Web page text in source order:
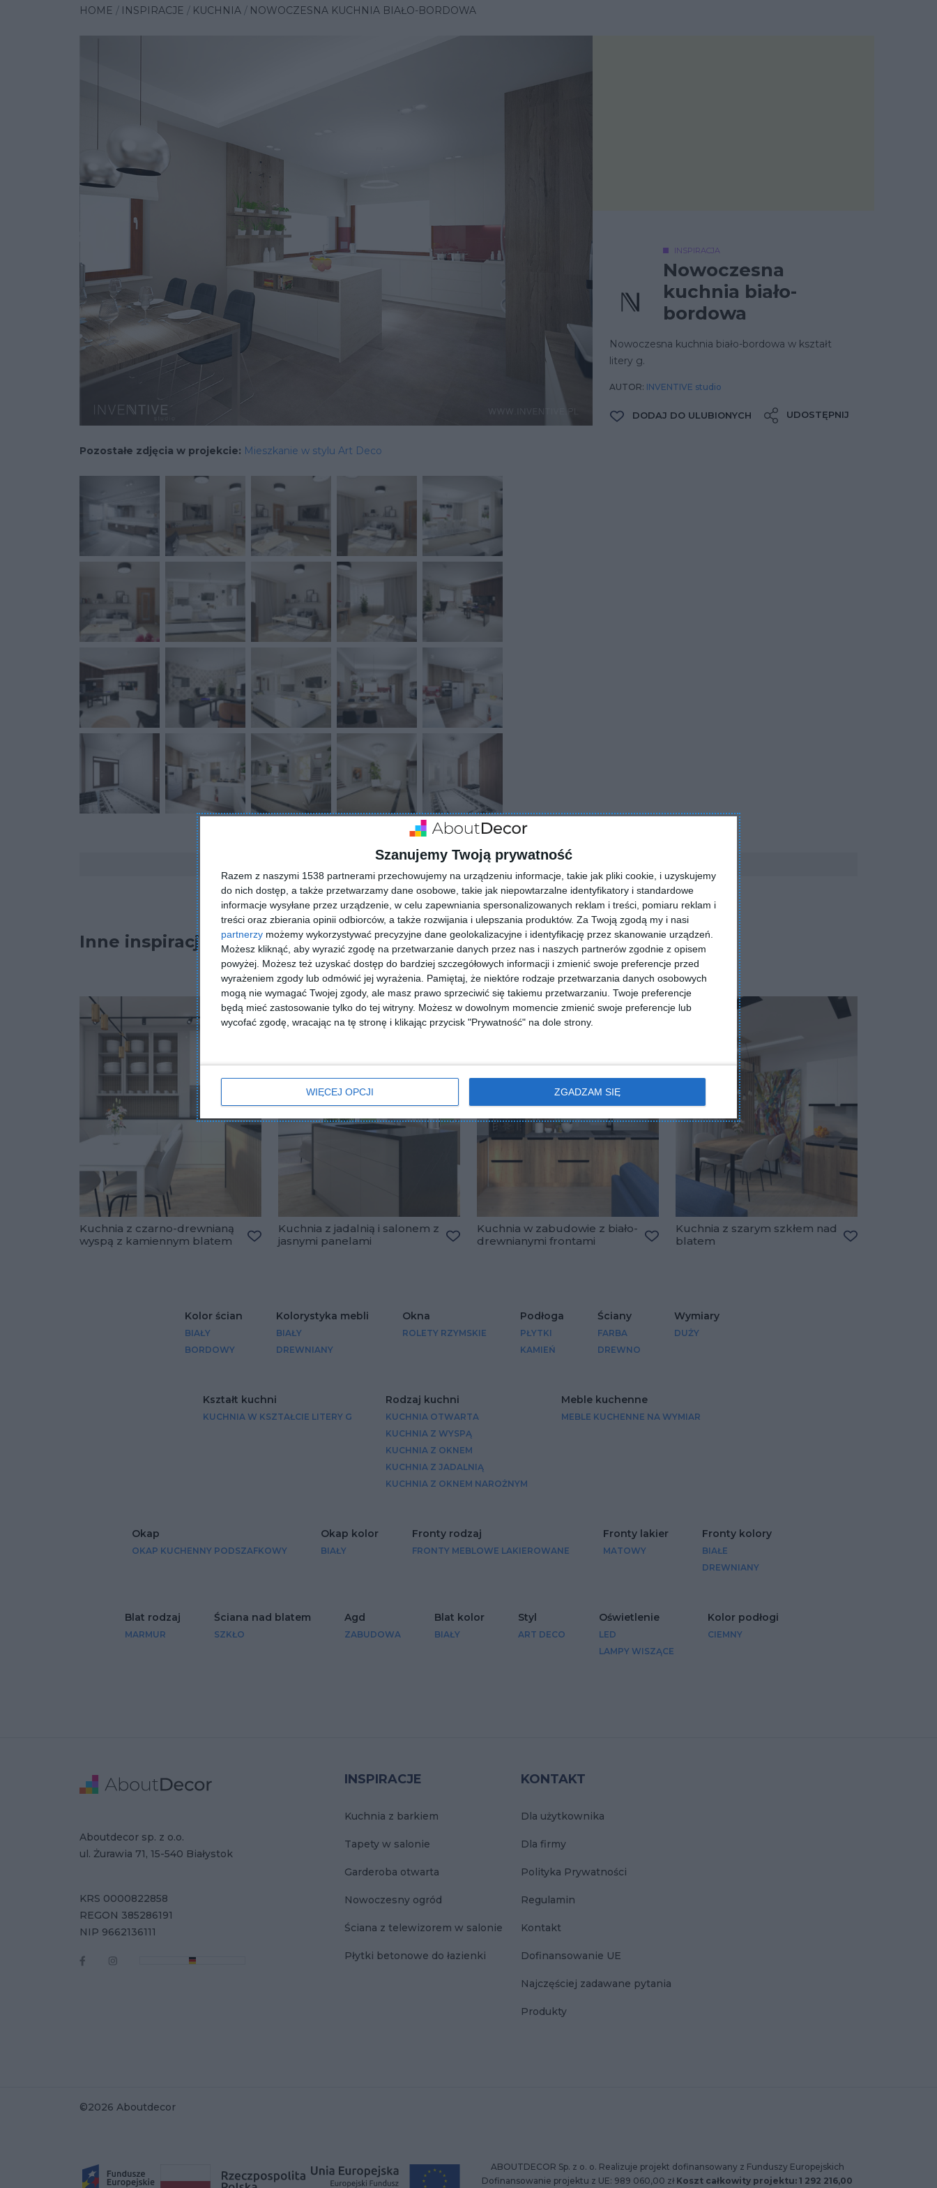
Szanujemy Twoją prywatność
Razem z naszymi 1538 partnerami przechowujemy na urządzeniu informacje, takie jak pliki cookie, i uzyskujemy
do nich dostęp, a także przetwarzamy dane osobowe, takie jak niepowtarzalne identyfikatory i standardowe
informacje wysyłane przez urządzenie, w celu zapewniania spersonalizowanych reklam i treści, pomiaru reklam i
treści oraz zbierania opinii odbiorców, a także rozwijania i ulepszania produktów. Za Twoją zgodą my i nasi
partnerzy możemy wykorzystywać precyzyjne dane geolokalizacyjne i identyfikację przez skanowanie urządzeń.
Możesz kliknąć, aby wyrazić zgodę na przetwarzanie danych przez nas i naszych partnerów zgodnie z opisem
powyżej. Możesz też uzyskać dostęp do bardziej szczegółowych informacji i zmienić swoje preferencje przed
wyrażeniem zgody lub odmówić jej wyrażenia.
Pamiętaj, że niektóre rodzaje przetwarzania danych osobowych
mogą nie wymagać Twojej zgody, ale masz prawo sprzeciwić się takiemu przetwarzaniu. Twoje preferencje
będą mieć zastosowanie tylko do tej witryny. Możesz w dowolnym momencie zmienić swoje preferencje lub
wycofać zgodę, wracając na tę stronę i klikając przycisk "Prywatność" na dole strony.
WIĘCEJ OPCJI ZGADZAM SIĘ
HOME INSPIRACJE KUCHNIA NOWOCZESNA KUCHNIA BIAŁO-BORDOWA
INSPIRACJA
Nowoczesna
kuchnia biało-
bordowa
Nowoczesna kuchnia biało-bordowa w kształt
litery g.
AUTOR: INVENTIVE studio
DODAJ DO ULUBIONYCH UDOSTĘPNIJ
Pozostałe zdjęcia w projekcie: Mieszkanie w stylu Art Deco
ZADAJ PYTANIE
Inne inspiracje
Kuchnia z czarno-drewnianą
wyspą z kamiennym blatem
Dodaj do ulubionych
Kuchnia z jadalnią i salonem z
jasnymi panelami
Dodaj do ulubionych
Kuchnia w zabudowie z biało-
drewnianymi frontami
Kuchnia z szarym szkłem nad
blatem
Kolor ścian
BIAŁY
BORDOWY
Kolorystyka mebli
BIAŁY
DREWNIANY
Okna
ROLETY RZYMSKIE
Podłoga
PŁYTKI
KAMIEŃ
Ściany
FARBA
DREWNO
Wymiary
DUŻY
Kształt kuchni
KUCHNIA W KSZTAŁCIE LITERY G
Rodzaj kuchni
KUCHNIA OTWARTA
KUCHNIA Z WYSPĄ
KUCHNIA Z OKNEM
KUCHNIA Z JADALNIĄ
KUCHNIA Z OKNEM NAROŻNYM
Meble kuchenne
MEBLE KUCHENNE NA WYMIAR
Okap
OKAP KUCHENNY PODSZAFKOWY
Okap kolor
BIAŁY
Fronty rodzaj
FRONTY MEBLOWE LAKIEROWANE
Fronty lakier
MATOWY
Fronty kolory
BIAŁE
DREWNIANY
Blat rodzaj
MARMUR
Ściana nad blatem
SZKŁO
Agd
ZABUDOWA
Blat kolor
BIAŁY
Styl
ART DECO
Oświetlenie
LED
LAMPY WISZĄCE
Kolor podłogi
CIEMNY
INSPIRACJE
Kuchnia z barkiem
Tapety w salonie
Garderoba otwarta
Nowoczesny ogród
Ściana z telewizorem w salonie
Płytki betonowe do łazienki
KONTAKT
Dla użytkownika
Dla firmy
Polityka Prywatności
Regulamin
Kontakt
Dofinansowanie UE
Najczęściej zadawane pytania
Produkty
Adres
Aboutdecor sp. z o.o.
ul. Żurawia 71, 15-540 Białystok
Dane Firmy
KRS 0000822858
REGON 385286191
NIP 9662136111
©2026 Aboutdecor
ABOUTDECOR Sp. z o. o. Realizuje projekt dofinansowany z Funduszy Europejskich
Dofinansowanie projektu z UE: 989 060,00 zł Koszt całkowity projektu: 1 292 216,00